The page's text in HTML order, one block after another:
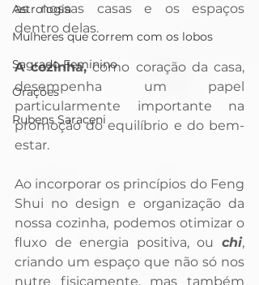
Astrologia
Mulheres que correm com os lobos
Sagrado Feminino
Orações
Rubens Saraceni
as nossas casas e os espaços
dentro delas.
A cozinha, como coração da casa,
desempenha um papel
particularmente importante na
promoção do equilíbrio e do bem-
estar.
Ao incorporar os princípios do Feng
Shui no design e organização da
nossa cozinha, podemos otimizar o
fluxo de energia positiva, ou chi,
criando um espaço que não só nos
nutre fisicamente, mas também